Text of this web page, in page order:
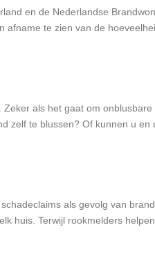
en de Nederlandse
te zien van de
als het gaat om
zelf te blussen? Of kunnen u en
als gevolg van
huis. Terwijl rookmelders